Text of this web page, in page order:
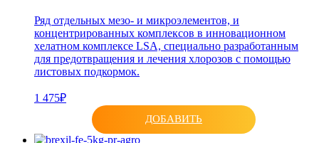
Ряд отдельных мезо- и микроэлементов, и
концентрированных комплексов в инновационном
хелатном комплексе LSA, специально разработанным
для предотвращения и лечения хлорозов с помощью
листовых подкормок.
1 475₽
ДОБАВИТЬ